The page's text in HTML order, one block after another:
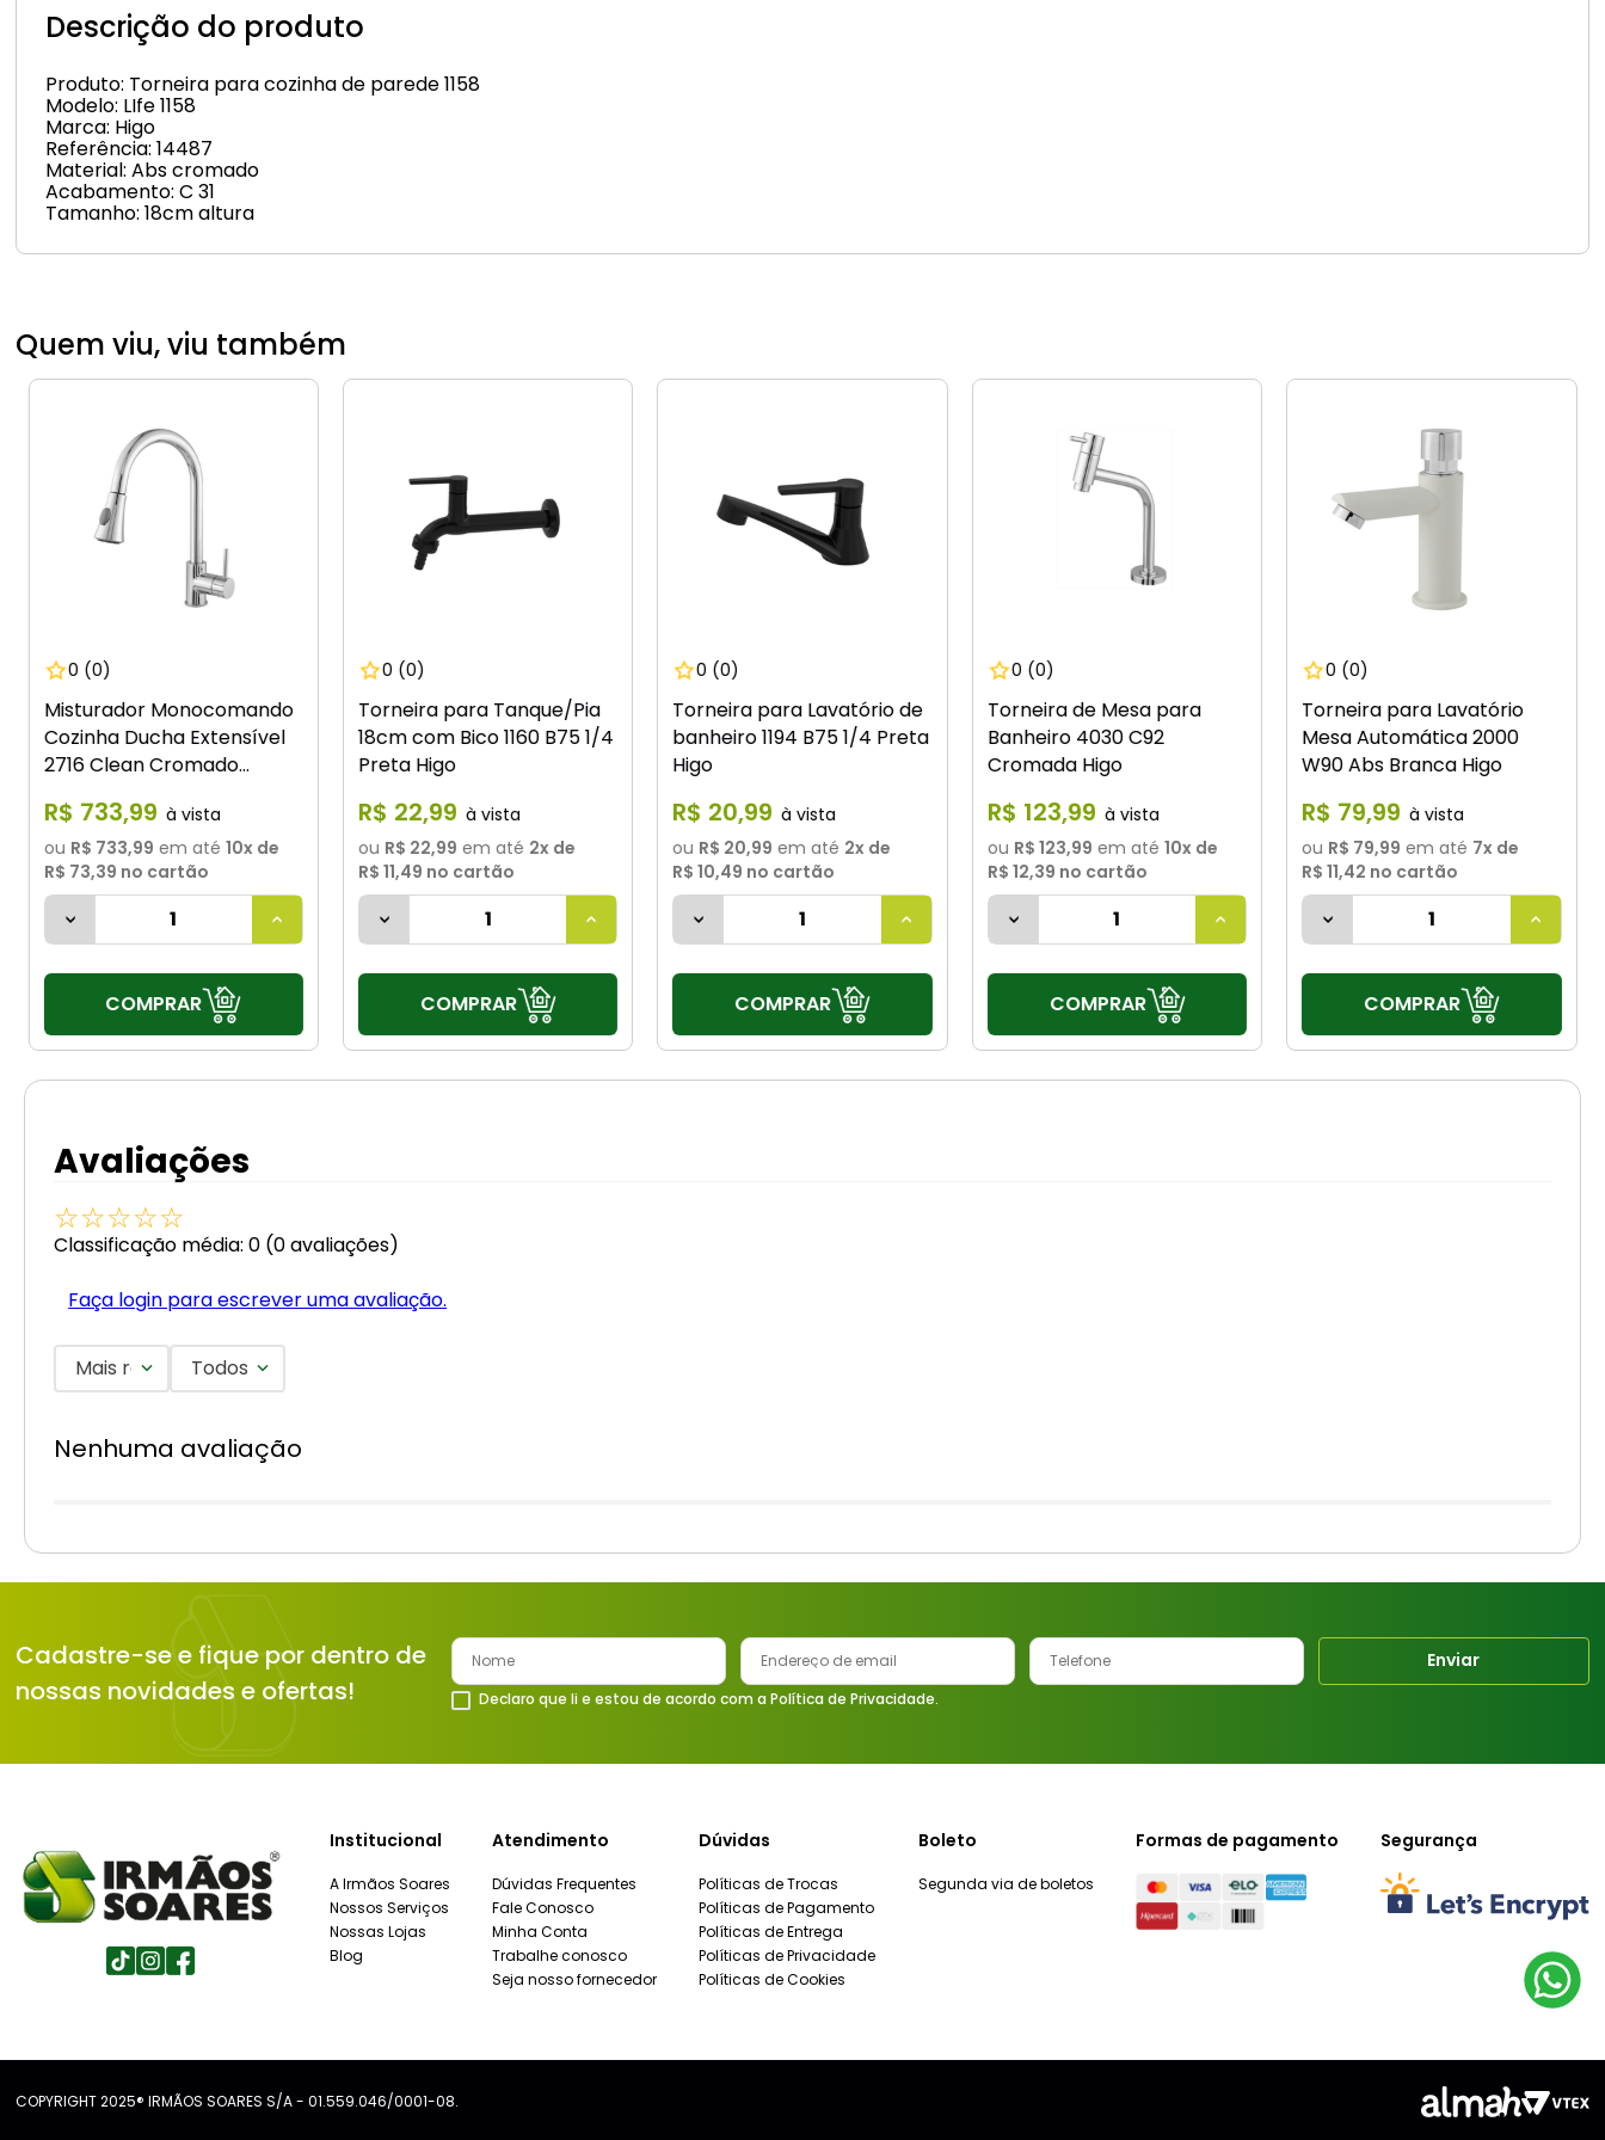
Descrição do produto
Produto: Torneira para cozinha de parede 1158
Modelo: LIfe 1158
Marca: Higo
Referência: 14487
Material: Abs cromado
Acabamento: C 31
Tamanho: 18cm altura
Quem viu, viu também
0 (0)
Misturador Monocomando
Cozinha Ducha Extensível
2716 Clean Cromado
R$ 733,99
ou R$ 733,99 em até 10x de
R$ 73,39 no cartão
COMPRAR
0 (0)
Torneira para Tanque/Pia
18cm com Bico 1160 B75 1/4
Preta Higo
R$ 22,99
ou R$ 22,99 em até 2x de
R$ 11,49 no cartão
COMPRAR
0 (0)
Torneira para Lavatório de
banheiro 1194 B75 1/4 Preta
Higo
R$ 20,99
ou R$ 20,99 em até 2x de
R$ 10,49 no cartão
COMPRAR
0 (0)
Torneira de Mesa para
Banheiro 4030 C92
Cromada Higo
R$ 123,99
ou R$ 123,99 em até 10x de
R$ 12,39 no cartão
COMPRAR
0 (0)
Torneira para Lavatório
Mesa Automática 2000
W90 Abs Branca Higo
R$ 79,99
ou R$ 79,99 em até 7x de
R$ 11,42 no cartão
COMPRAR
Avaliações
☆☆☆☆☆
Classificação média: 0 (0 avaliações)
Faça login para escrever uma avaliação.
Mais recentesTodos
Nenhuma avaliação
Cadastre-se e fique por dentro de
nossas novidades e ofertas!
Enviar
Declaro que li e estou de acordo com a Política de Privacidade.
Institucional
A Irmãos Soares
Nossos Serviços
Nossas Lojas
Blog
Atendimento
Dúvidas Frequentes
Fale Conosco
Minha Conta
Trabalhe conosco
Seja nosso fornecedor
Dúvidas
Políticas de Trocas
Políticas de Pagamento
Políticas de Entrega
Políticas de Privacidade
Políticas de Cookies
Boleto
Segunda via de boletos
Formas de pagamento Segurança
COPYRIGHT 2025® IRMÃOS SOARES S/A - 01.559.046/0001-08.